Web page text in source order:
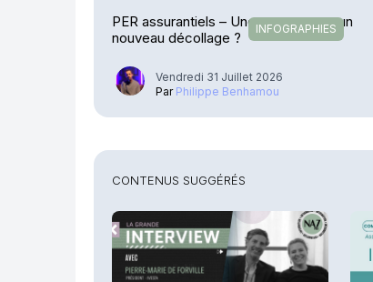
INFOGRAPHIES
PER assurantiels – Une pause avant un
nouveau décollage ?
Vendredi 31 Juillet 2026
Par Philippe Benhamou
CONTENUS SUGGÉRÉS